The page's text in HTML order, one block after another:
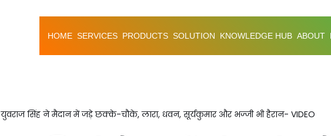
HOME SERVICES PRODUCTS SOLUTION KNOWLEDGE HUB ABOUT
युवराज सिंह ने मैदान में जड़े छक्के-चौके, लारा, धवन, सूर्यकुमार और भज्जी भी हैरान- VIDEO